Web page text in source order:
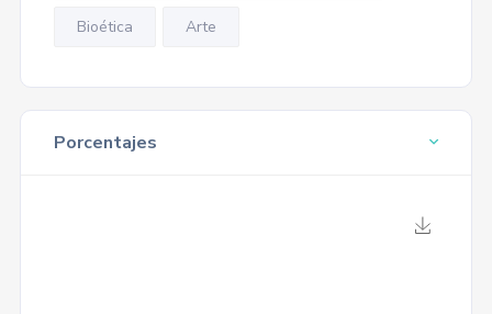
Bioética Arte
Porcentajes